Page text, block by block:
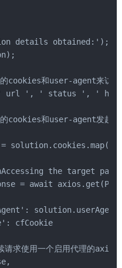
details obtained:');
cookies和user-agent来访问
url ', ' status ', '
cookies和user-agent发起请
the target
= await
cfCookie
求使用一个启用代理的axios